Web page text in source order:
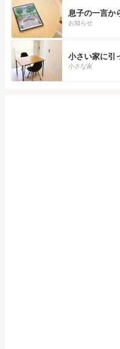
息子の一言か
お知らせ
小さい家に引
小さな家